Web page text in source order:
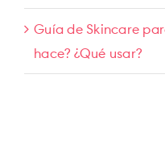
Guía de Skincare
hace? ¿Qué usar?